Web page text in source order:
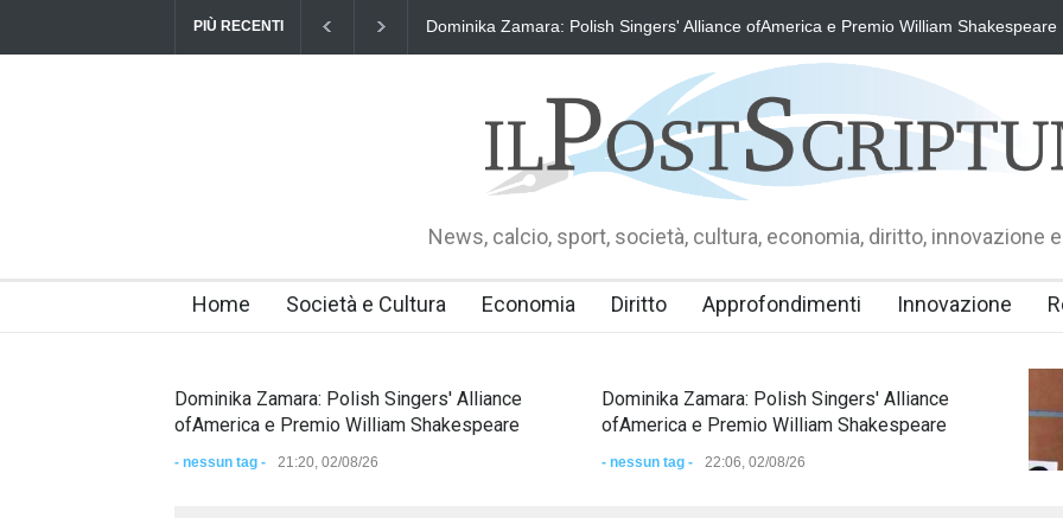
PIÙ RECENTI Dominika Zamara: Polish Singers' Alliance ofAmerica e Premio William Shakespeare
News, calcio, sport, società, cultura, economia, diritto, innovazione
Home Società e Cultura Economia Diritto Approfondimenti Innovazione
Dominika Zamara: Polish Singers' Alliance
ofAmerica e Premio William Shakespeare
- nessun tag - 21:20, 02/08/26
Dominika Zamara: Polish Singers' Alliance
ofAmerica e Premio William Shakespeare
- nessun tag - 22:06, 02/08/26